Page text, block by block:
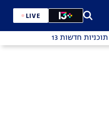
LIVE
תוכניות חדשות 13